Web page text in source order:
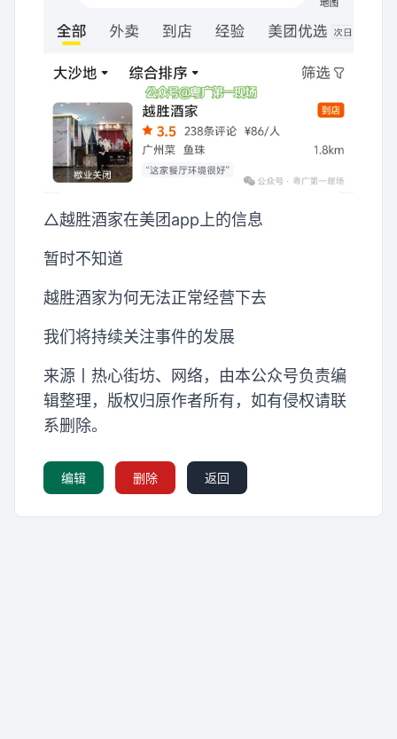
△越胜酒家在美团app上的信息
暂时不知道
越胜酒家为何无法正常经营下去
我们将持续关注事件的发展
来源丨热心街坊、网络，由本公众号负责编
辑整理，版权归原作者所有，如有侵权请联
系删除。
编辑 删除 返回